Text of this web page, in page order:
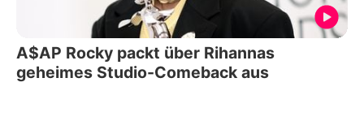
A$AP Rocky packt über Rihannas
geheimes Studio-Comeback aus